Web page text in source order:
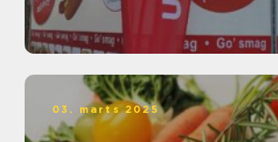
03. marts 2025